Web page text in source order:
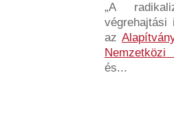
„A
végrehajtási
az
Nemzetközi
és...